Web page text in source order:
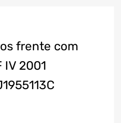
frente com
IV 2001